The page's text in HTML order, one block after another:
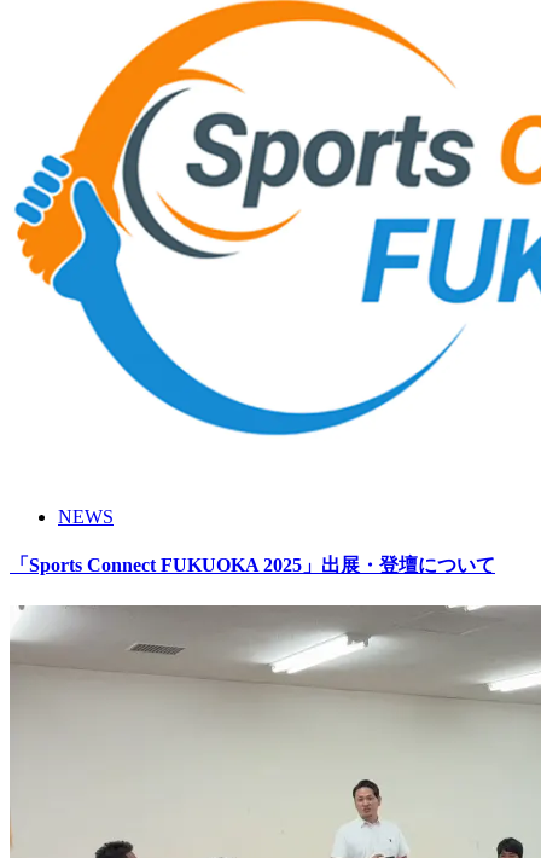
NEWS
「Sports Connect FUKUOKA 2025」出展・登壇について